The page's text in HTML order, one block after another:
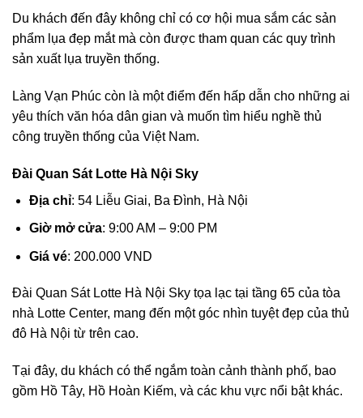
Du khách đến đây không chỉ có cơ hội mua sắm các sản
phẩm lụa đẹp mắt mà còn được tham quan các quy trình
sản xuất lụa truyền thống.
Làng Vạn Phúc còn là một điểm đến hấp dẫn cho những ai
yêu thích văn hóa dân gian và muốn tìm hiểu nghề thủ
công truyền thống của Việt Nam.
Đài Quan Sát Lotte Hà Nội Sky
Địa chỉ: 54 Liễu Giai, Ba Đình, Hà Nội
Giờ mở cửa: 9:00 AM – 9:00 PM
Giá vé: 200.000 VND
Đài Quan Sát Lotte Hà Nội Sky tọa lạc tại tầng 65 của tòa
nhà Lotte Center, mang đến một góc nhìn tuyệt đẹp của thủ
đô Hà Nội từ trên cao.
Tại đây, du khách có thể ngắm toàn cảnh thành phố, bao
gồm Hồ Tây, Hồ Hoàn Kiếm, và các khu vực nổi bật khác.